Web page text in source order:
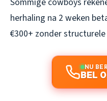
herhaling na 2 weken
€300+ zonder
NU
BEL